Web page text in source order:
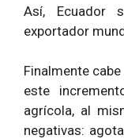
Así, Ecuador
exportador
Finalmente
este
agrícola, al
negativas: